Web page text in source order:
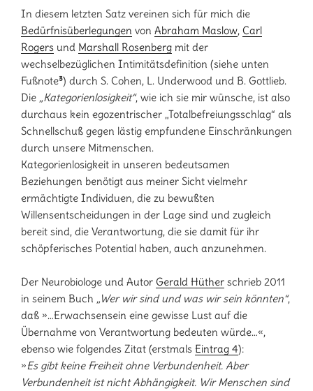
In diesem letzten Satz vereinen sich für mich die
Bedürfnisüberlegungen von Abraham Maslow, Carl
Rogers und Marshall Rosenberg mit der
wechselbezüglichen Intimitätsdefinition (siehe unten
Fußnote³) durch S. Cohen, L. Underwood und B. Gottlieb.
Die „Kategorienlosigkeit“, wie ich sie mir wünsche, ist also
durchaus kein egozentrischer „Totalbefreiungsschlag“ als
Schnellschuß gegen lästig empfundene Einschränkungen
durch unsere Mitmenschen.
Kategorienlosigkeit in unseren bedeutsamen
Beziehungen benötigt aus meiner Sicht vielmehr
ermächtigte Individuen, die zu bewußten
Willensentscheidungen in der Lage sind und zugleich
bereit sind, die Verantwortung, die sie damit für ihr
schöpferisches Potential haben, auch anzunehmen.
Der Neurobiologe und Autor Gerald Hüther schrieb 2011
in seinem Buch „Wer wir sind und was wir sein könnten“,
daß »…Erwachsensein eine gewisse Lust auf die
Übernahme von Verantwortung bedeuten würde…«,
ebenso wie folgendes Zitat (erstmals Eintrag 4):
»Es gibt keine Freiheit ohne Verbundenheit. Aber
Verbundenheit ist nicht Abhängigkeit. Wir Menschen sind